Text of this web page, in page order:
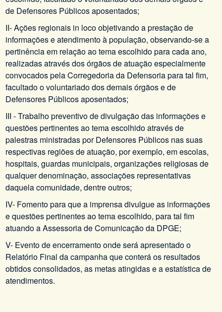
de Defensores Públicos aposentados;
II- Ações regionais in loco objetivando a prestação de
informações e atendimento à população, observando-se a
pertinência em relação ao tema escolhido para cada ano,
realizadas através dos órgãos de atuação especialmente
convocados pela Corregedoria da Defensoria para tal fim,
facultado o voluntariado dos demais órgãos e de
Defensores Públicos aposentados;
III - Trabalho preventivo de divulgação das informações e
questões pertinentes ao tema escolhido através de
palestras ministradas por Defensores Públicos nas suas
respectivas regiões de atuação, por exemplo, em escolas,
hospitais, guardas municipais, organizações religiosas de
qualquer denominação, associações representativas
daquela comunidade, dentre outros;
IV- Fomento para que a imprensa divulgue as informações
e questões pertinentes ao tema escolhido, para tal fim
atuando a Assessoria de Comunicação da DPGE;
V- Evento de encerramento onde será apresentado o
Relatório Final da campanha que conterá os resultados
obtidos consolidados, as metas atingidas e a estatística de
atendimentos.